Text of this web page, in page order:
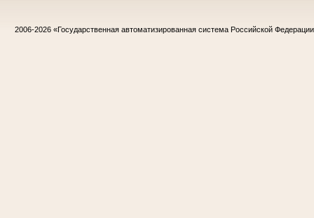
2006-2026 «Государственная автоматизированная система Российской